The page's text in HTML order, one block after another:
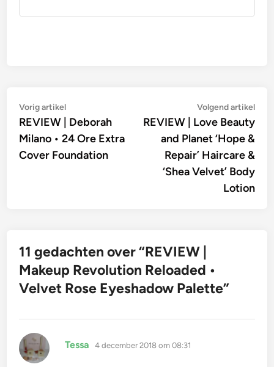
Bericht
navigatie
Vorig artikelVorig
artikel:
REVIEW | Deborah
Milano • 24 Ore Extra
Cover Foundation
Volgend artikel
REVIEW | Love Beauty
and Planet ‘Hope &
Repair’ Haircare &
‘Shea Velvet’ Body
Lotion
11 gedachten over “REVIEW |
Makeup Revolution Reloaded •
Velvet Rose Eyeshadow Palette”
Tessa schreef:
4 december 2018 om 08:31